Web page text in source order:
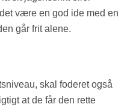
være en god ide med en
går frit alene.
skal foderet også
at de får den rette